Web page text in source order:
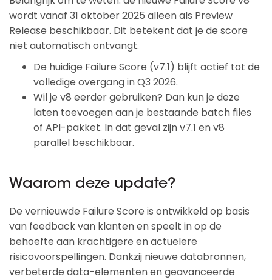
wordt vanaf 31 oktober 2025 alleen als Preview
Release beschikbaar. Dit betekent dat je de score
niet automatisch ontvangt.
De huidige Failure Score (v7.1) blijft actief tot de
volledige overgang in Q3 2026.
Wil je v8 eerder gebruiken? Dan kun je deze
laten toevoegen aan je bestaande batch files
of API-pakket. In dat geval zijn v7.1 en v8
parallel beschikbaar.
Waarom deze update?
De vernieuwde Failure Score is ontwikkeld op basis
van feedback van klanten en speelt in op de
behoefte aan krachtigere en actuelere
risicovoorspellingen. Dankzij nieuwe databronnen,
verbeterde data-elementen en geavanceerde